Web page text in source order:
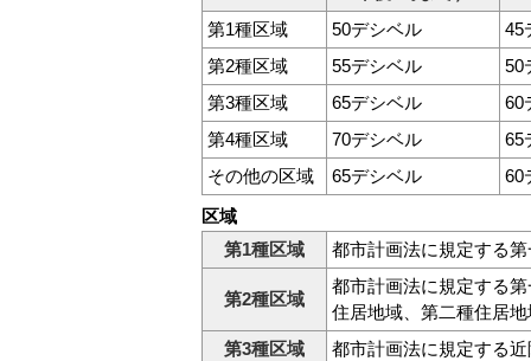
第1種区域
50デシベル
45
第2種区域
55デシベル
50
第3種区域
65デシベル
60
第4種区域
70デシベル
65
その他の区域
65デシベル
60
区域
第1種区域
都市計画法に規定する
第2種区域
都市計画法に規定する
住居地域、第二種住居
第3種区域
都市計画法に規定する